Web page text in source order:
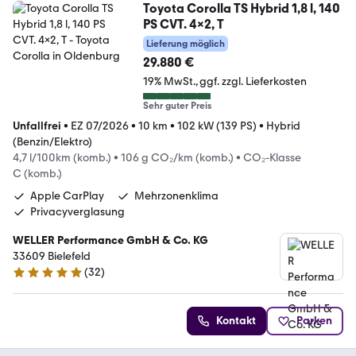
Toyota Corolla TS Hybrid 1,8 l, 140
PS CVT. 4x2, T
Lieferung möglich
29.880 €
19% MwSt. ggf. zzgl. Lieferkosten
Sehr guter Preis
Unfallfrei • EZ 07/2026• 10 km • 102 kW (139 PS) • Hybrid
(Benzin/Elektro)
4,7 l/100km (komb.) • 106 g CO₂/km (komb.) • CO₂-Klasse
C (komb.)
Apple CarPlay
Mehrzonenklima
Privacyverglasung
WELLER Performance GmbH & Co. KG
33609 Bielefeld
5 Sterne
(32)
Kontakt Parken